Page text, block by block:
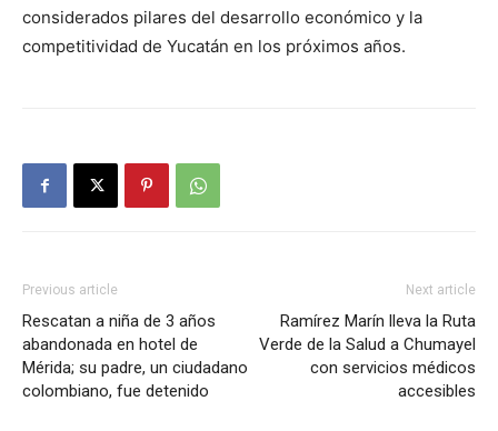
considerados pilares del desarrollo económico y la
competitividad de Yucatán en los próximos años.
Previous article
Rescatan a niña de 3 años
abandonada en hotel de
Mérida; su padre, un ciudadano
colombiano, fue detenido
Next article
Ramírez Marín lleva la Ruta
Verde de la Salud a Chumayel
con servicios médicos
accesibles